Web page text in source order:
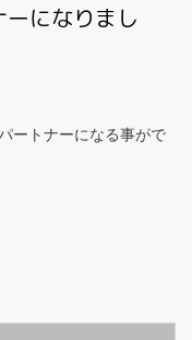
になりまし
ートナーになる事がで